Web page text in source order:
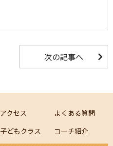
次の記事へ
アクセス
よくある質問
子どもクラス コーチ紹介